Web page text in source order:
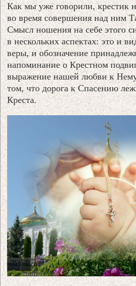
Как мы уже говорили, крестик
во время совершения над ним
Смысл ношения на себе этого
в нескольких аспектах: это и
веры, и обозначение
напоминание о Крестном
выражение нашей любви к
том, что дорога к Спасению
Креста.